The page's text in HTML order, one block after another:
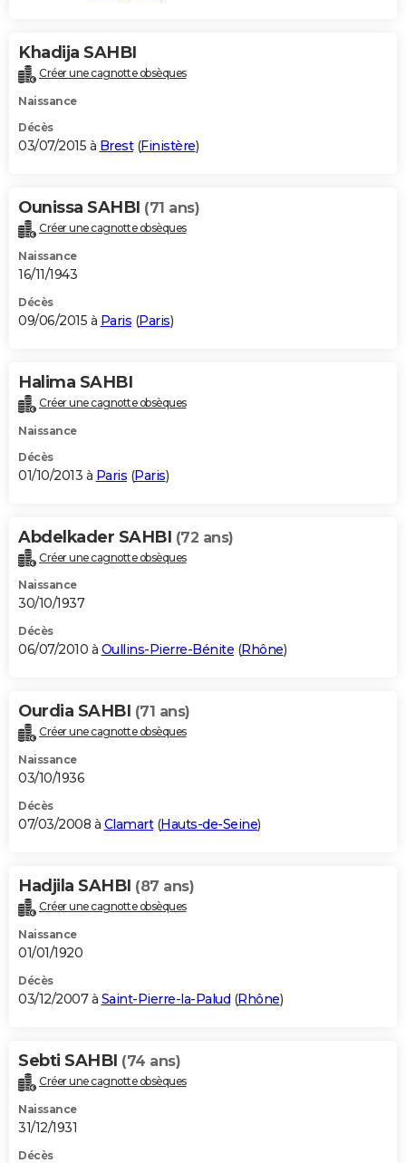
Khadija SAHBI
Créer une cagnotte obsèques
Naissance
Décès
03/07/2015 à Brest(Finistère)
Ounissa SAHBI (71 ans)
Créer une cagnotte obsèques
Naissance
16/11/1943
Décès
09/06/2015 à Paris (Paris)
Halima SAHBI
Créer une cagnotte obsèques
Naissance
Décès
01/10/2013 à Paris (Paris)
Abdelkader SAHBI (72 ans)
Créer une cagnotte obsèques
Naissance
30/10/1937
Décès
06/07/2010 à Oullins-Pierre-Bénite (Rhône)
Ourdia SAHBI (71 ans)
Créer une cagnotte obsèques
Naissance
03/10/1936
Décès
07/03/2008 à Clamart(Hauts-de-Seine)
Hadjila SAHBI (87 ans)
Créer une cagnotte obsèques
Naissance
01/01/1920
Décès
03/12/2007 à Saint-Pierre-la-Palud (Rhône)
Sebti SAHBI (74 ans)
Créer une cagnotte obsèques
Naissance
31/12/1931
Décès